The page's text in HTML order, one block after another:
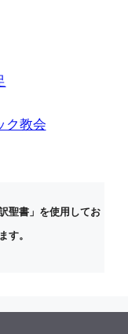
ク教会
聖書」を使用してお
す。